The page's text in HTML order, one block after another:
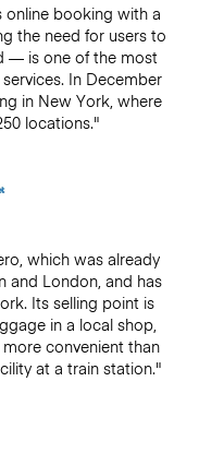
online booking with a
the need for users to
— is one of the most
In December
in New York, where
locations."
which was already
and London, and has
Its selling point is
in a local shop,
convenient than
at a train station."